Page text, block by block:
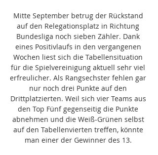
Mitte September betrug der Rückstand
auf den Relegationsplatz in Richtung
Bundesliga noch sieben Zähler. Dank
eines Positivlaufs in den vergangenen
Wochen liest sich die Tabellensituation
für die Spielvereinigung aktuell sehr viel
erfreulicher. Als Rangsechster fehlen gar
nur noch drei Punkte auf den
Drittplatzierten. Weil sich vier Teams aus
den Top Fünf gegenseitig die Punkte
abnehmen und die Weiß-Grünen selbst
auf den Tabellenvierten treffen, könnte
man einer der Gewinner des 13.